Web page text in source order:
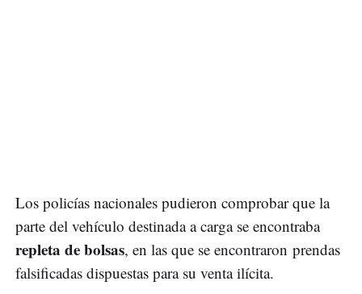
Los policías nacionales pudieron comprobar que la
parte del vehículo destinada a carga se encontraba
repleta de bolsas, en las que se encontraron prendas
falsificadas dispuestas para su venta ilícita.